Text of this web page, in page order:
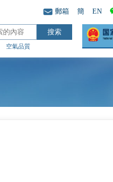
郵箱 簡 EN
空氣品質